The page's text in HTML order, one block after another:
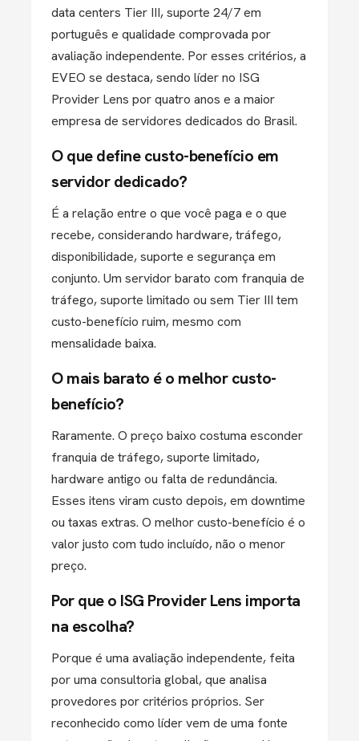
data centers Tier III, suporte 24/7 em
português e qualidade comprovada por
avaliação independente. Por esses critérios, a
EVEO se destaca, sendo líder no ISG
Provider Lens por quatro anos e a maior
empresa de servidores dedicados do Brasil.
O que define custo-benefício em
servidor dedicado?
É a relação entre o que você paga e o que
recebe, considerando hardware, tráfego,
disponibilidade, suporte e segurança em
conjunto. Um servidor barato com franquia de
tráfego, suporte limitado ou sem Tier III tem
custo-benefício ruim, mesmo com
mensalidade baixa.
O mais barato é o melhor custo-
benefício?
Raramente. O preço baixo costuma esconder
franquia de tráfego, suporte limitado,
hardware antigo ou falta de redundância.
Esses itens viram custo depois, em downtime
ou taxas extras. O melhor custo-benefício é o
valor justo com tudo incluído, não o menor
preço.
Por que o ISG Provider Lens importa
na escolha?
Porque é uma avaliação independente, feita
por uma consultoria global, que analisa
provedores por critérios próprios. Ser
reconhecido como líder vem de uma fonte